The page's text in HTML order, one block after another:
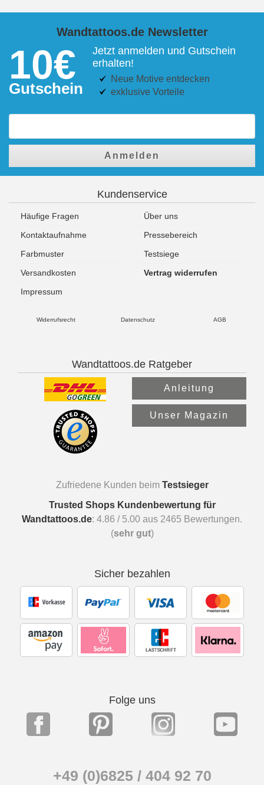
Wandtattoos.de Newsletter
10€
Gutschein
Jetzt anmelden und Gutschein
erhalten!
Neue Motive entdecken
exklusive Vorteile
Anmelden
Kundenservice
Häufige Fragen
Über uns
Kontaktaufnahme
Pressebereich
Farbmuster
Testsiege
Versandkosten
Vertrag widerrufen
Impressum
Widerrufsrecht Datenschutz AGB
Wandtattoos.de Ratgeber
Anleitung
Unser Magazin
Zufriedene Kunden beim Testsieger
Trusted Shops Kundenbewertung für
Wandtattoos.de: 4.86 / 5.00 aus 2465 Bewertungen.
(sehr gut)
Sicher bezahlen
Folge uns
+49 (0)6825 / 404 92 70